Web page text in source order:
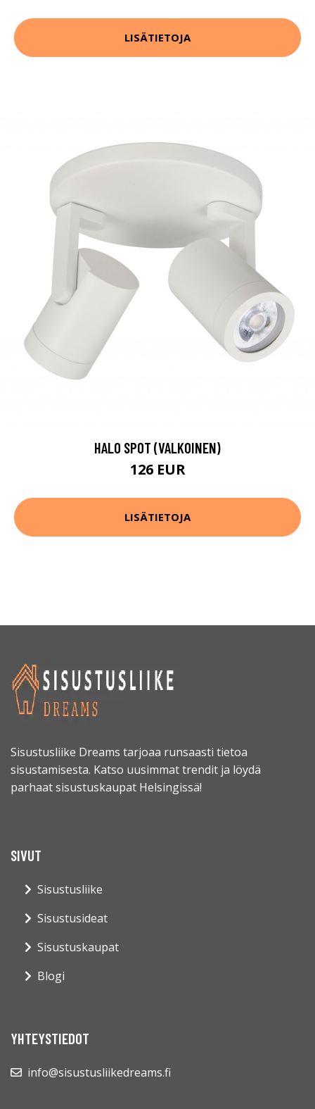
LISÄTIETOJA
HALO SPOT (VALKOINEN)
126 EUR
LISÄTIETOJA
Sisustusliike Dreams tarjoaa runsaasti tietoa
sisustamisesta. Katso uusimmat trendit ja löydä
parhaat sisustuskaupat Helsingissä!
SIVUT
Sisustusliike
Sisustusideat
Sisustuskaupat
Blogi
YHTEYSTIEDOT
info@sisustusliikedreams.fi